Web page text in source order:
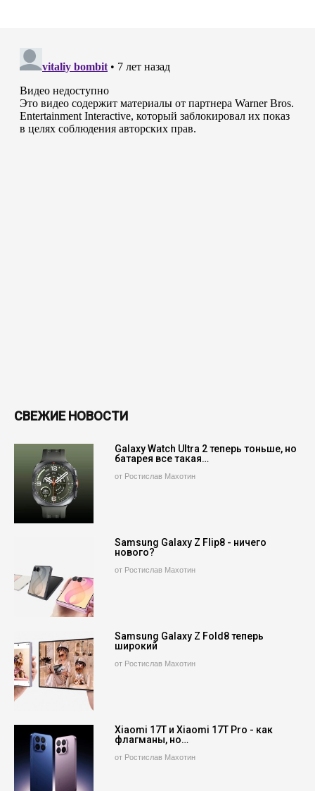
СВЕЖИЕ НОВОСТИ
Galaxy Watch Ultra 2 теперь тоньше, но
батарея все такая…
от Ростислав Махотин
Samsung Galaxy Z Flip8 - ничего
нового?
от Ростислав Махотин
Samsung Galaxy Z Fold8 теперь
широкий
от Ростислав Махотин
Xiaomi 17T и Xiaomi 17T Pro - как
флагманы, но…
от Ростислав Махотин